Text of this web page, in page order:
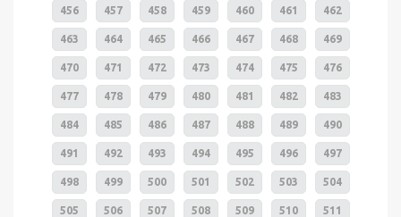
456 457 458 459 460 461 462
463 464 465 466 467 468 469
470 471 472 473 474 475 476
477 478 479 480 481 482 483
484 485 486 487 488 489 490
491 492 493 494 495 496 497
498 499 500 501 502 503 504
505 506 507 508 509 510 511